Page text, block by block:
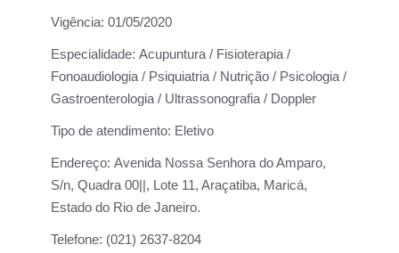
Vigência: 01/05/2020
Especialidade: Acupuntura / Fisioterapia /
Fonoaudiologia / Psiquiatria / Nutrição / Psicologia /
Gastroenterologia / Ultrassonografia / Doppler
Tipo de atendimento: Eletivo
Endereço: Avenida Nossa Senhora do Amparo,
S/n, Quadra 00||, Lote 11, Araçatiba, Maricá,
Estado do Rio de Janeiro.
Telefone: (021) 2637-8204